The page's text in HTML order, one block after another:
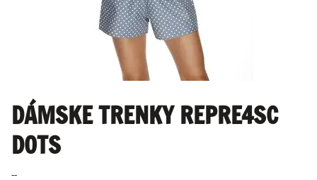
DÁMSKE TRENKY REPRE4SC
DOTS
--